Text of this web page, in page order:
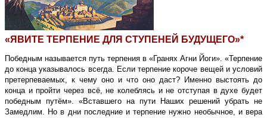
«ЯВИТЕ ТЕРПЕНИЕ ДЛЯ СТУПЕНЕЙ БУДУЩЕГО»*
Победным называется путь терпения в «Гранях Агни Йоги». «Терпение
до конца указывалось всегда. Если терпение короче вещей и условий
претерпеваемых, к чему оно и что оно даст? Именно выстоять до
конца и пройти через всё, не колеблясь и не отступая в духе будет
победным путём». «Вставшего на пути Наших решений убрать не
Замедлим. Но в дни последние и терпение нужно необычное, и вера